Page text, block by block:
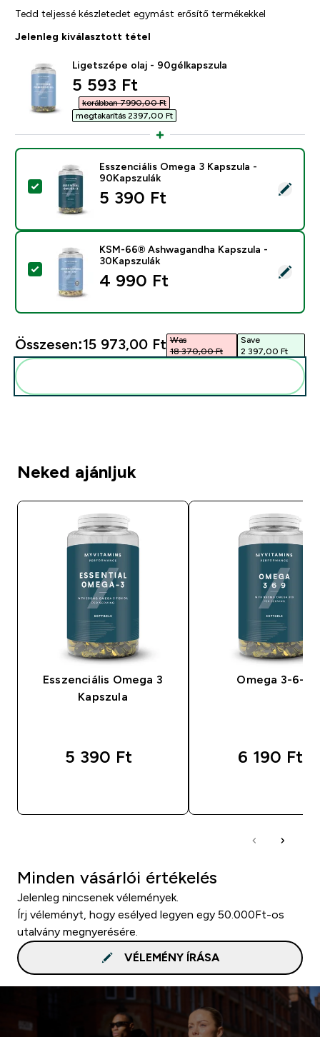
Tedd teljessé készletedet egymást erősítő termékekkel
Jelenleg kiválasztott tétel
Ligetszépe olaj - 90gélkapszula
discounted price
5 593 Ft‎
korábban 7990,00 Ft‎
megtakarítás 2397,00 Ft‎
Termék kiválasztása - Esszenciális Omega 3 Kapszula
Esszenciális Omega 3 Kapszula -
90Kapszulák
5 390 Ft‎
Termék kiválasztása - KSM-66® Ashwagandha
KSM-66® Ashwagandha Kapszula -
30Kapszulák
4 990 Ft‎
Összesen:15 973,00 Ft‎ Was
18 370,00 Ft‎
Save
2 397,00 Ft‎
Neked ajánljuk
Esszenciális Omega 3
Kapszula
5 390 Ft‎
Omega 3-6-9
6 190 Ft‎
Minden vásárlói értékelés
Jelenleg nincsenek vélemények.
Írj véleményt, hogy esélyed legyen egy 50.000Ft-os
utalvány megnyerésére.
VÉLEMÉNY ÍRÁSA